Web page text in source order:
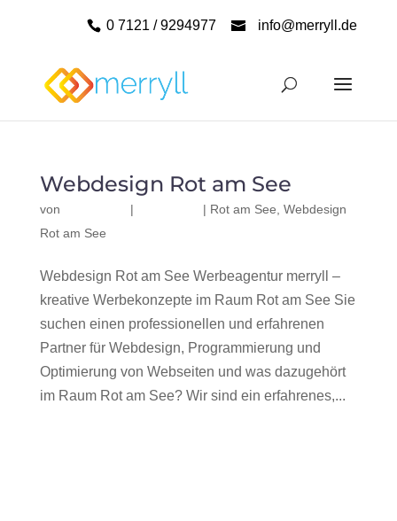
0 7121 / 9294977 info@merryll.de
Webdesign Rot am See
von | | Rot am See Webdesign
Rot am See
Webdesign Rot am See Werbeagentur merryll –
kreative Werbekonzepte im Raum Rot am See Sie
suchen einen professionellen und erfahrenen
Partner für Webdesign, Programmierung und
Optimierung von Webseiten und was dazugehört
im Raum Rot am See? Wir sind ein erfahrenes,...